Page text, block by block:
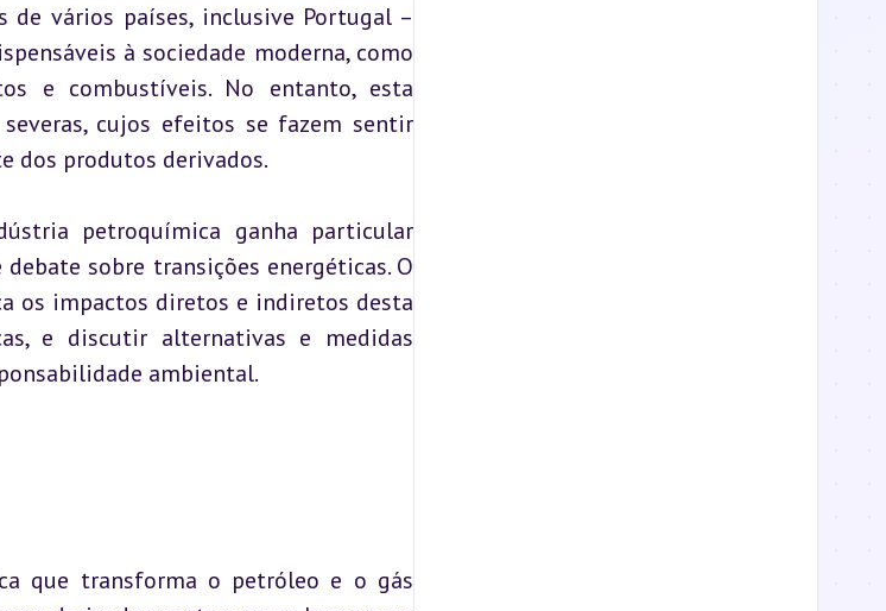
de vários países, inclusive Portugal –
à sociedade moderna, como
e combustíveis. No entanto, esta
cujos efeitos se fazem sentir
dos produtos derivados.
petroquímica ganha particular
sobre transições energéticas. O
os impactos diretos e indiretos desta
e discutir alternativas e medidas
ambiental.
que transforma o petróleo e o gás